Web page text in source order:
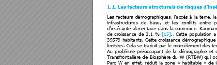
1.1. Les facteurs structurels de risques
Les facteurs démographiques, l’accès à la terre,
infrastructures de base, et les conflits entre
d'insécurité alimentaire dans la commune.
de croissance de 3,1 % [15],. Cette population
39579 habitants. Cette croissance démographique
limitées. Cela se traduit par le morcèlement des
Au problème préoccupant de la démographie et
Transfrontalière de Biosphère du W (RTBW) qui
Parc W en effet, réduit la zone « habitable » de